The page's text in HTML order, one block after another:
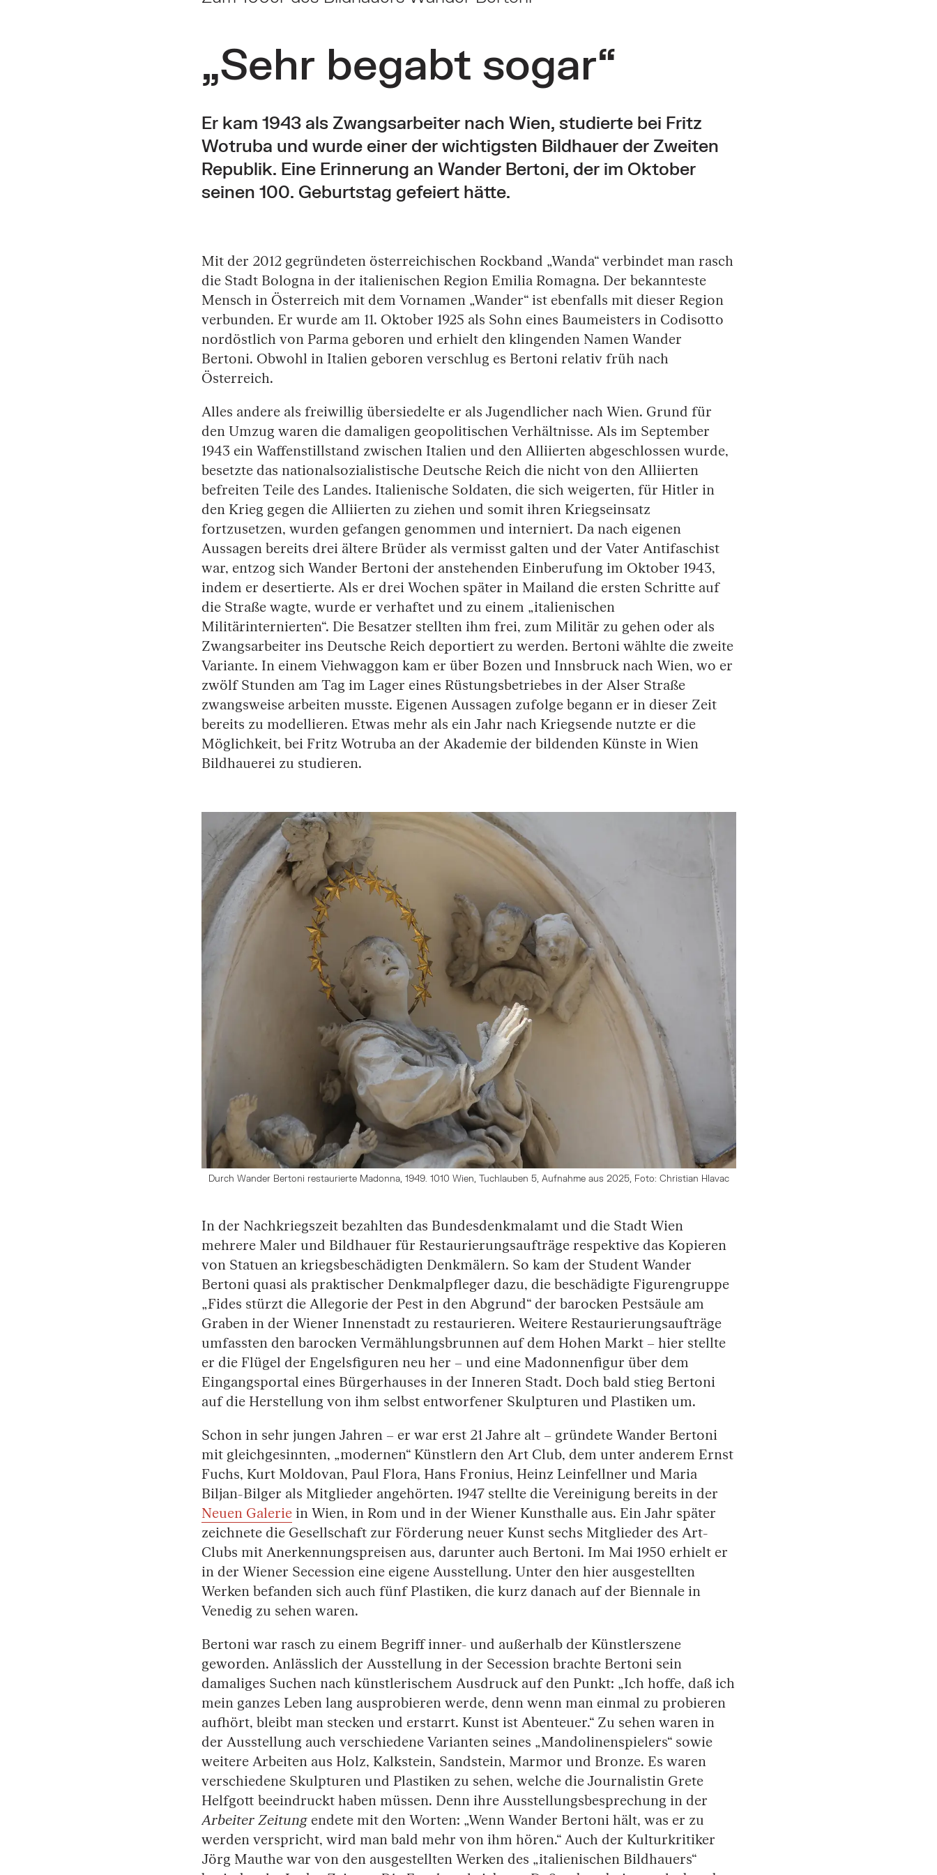
„Sehr begabt sogar“
Er kam 1943 als Zwangsarbeiter nach Wien, studierte bei Fritz
Wotruba und wurde einer der wichtigsten Bildhauer der Zweiten
Republik. Eine Erinnerung an Wander Bertoni, der im Oktober
seinen 100. Geburtstag gefeiert hätte.
Mit der 2012 gegründeten österreichischen Rockband „Wanda“ verbindet man rasch
die Stadt Bologna in der italienischen Region Emilia Romagna. Der bekannteste
Mensch in Österreich mit dem Vornamen „Wander“ ist ebenfalls mit dieser Region
verbunden. Er wurde am 11. Oktober 1925 als Sohn eines Baumeisters in Codisotto
nordöstlich von Parma geboren und erhielt den klingenden Namen Wander
Bertoni. Obwohl in Italien geboren verschlug es Bertoni relativ früh nach
Österreich.
Alles andere als freiwillig übersiedelte er als Jugendlicher nach Wien. Grund für
den Umzug waren die damaligen geopolitischen Verhältnisse. Als im September
1943 ein Waffenstillstand zwischen Italien und den Alliierten abgeschlossen wurde,
besetzte das nationalsozialistische Deutsche Reich die nicht von den Alliierten
befreiten Teile des Landes. Italienische Soldaten, die sich weigerten, für Hitler in
den Krieg gegen die Alliierten zu ziehen und somit ihren Kriegseinsatz
fortzusetzen, wurden gefangen genommen und interniert. Da nach eigenen
Aussagen bereits drei ältere Brüder als vermisst galten und der Vater Antifaschist
war, entzog sich Wander Bertoni der anstehenden Einberufung im Oktober 1943,
indem er desertierte. Als er drei Wochen später in Mailand die ersten Schritte auf
die Straße wagte, wurde er verhaftet und zu einem „italienischen
Militärinternierten“. Die Besatzer stellten ihm frei, zum Militär zu gehen oder als
Zwangsarbeiter ins Deutsche Reich deportiert zu werden. Bertoni wählte die zweite
Variante. In einem Viehwaggon kam er über Bozen und Innsbruck nach Wien, wo er
zwölf Stunden am Tag im Lager eines Rüstungsbetriebes in der Alser Straße
zwangsweise arbeiten musste. Eigenen Aussagen zufolge begann er in dieser Zeit
bereits zu modellieren. Etwas mehr als ein Jahr nach Kriegsende nutzte er die
Möglichkeit, bei Fritz Wotruba an der Akademie der bildenden Künste in Wien
Bildhauerei zu studieren.
Durch Wander Bertoni restaurierte Madonna, 1949. 1010 Wien, Tuchlauben 5, Aufnahme aus 2025, Foto: Christian Hlavac
In der Nachkriegszeit bezahlten das Bundesdenkmalamt und die Stadt Wien
mehrere Maler und Bildhauer für Restaurierungsaufträge respektive das Kopieren
von Statuen an kriegsbeschädigten Denkmälern. So kam der Student Wander
Bertoni quasi als praktischer Denkmalpfleger dazu, die beschädigte Figurengruppe
„Fides stürzt die Allegorie der Pest in den Abgrund“ der barocken Pestsäule am
Graben in der Wiener Innenstadt zu restaurieren. Weitere Restaurierungsaufträge
umfassten den barocken Vermählungsbrunnen auf dem Hohen Markt – hier stellte
er die Flügel der Engelsfiguren neu her – und eine Madonnenfigur über dem
Eingangsportal eines Bürgerhauses in der Inneren Stadt. Doch bald stieg Bertoni
auf die Herstellung von ihm selbst entworfener Skulpturen und Plastiken um.
Schon in sehr jungen Jahren – er war erst 21 Jahre alt – gründete Wander Bertoni
mit gleichgesinnten, „modernen“ Künstlern den Art Club, dem unter anderem Ernst
Fuchs, Kurt Moldovan, Paul Flora, Hans Fronius, Heinz Leinfellner und Maria
Biljan-Bilger als Mitglieder angehörten. 1947 stellte die Vereinigung bereits in der
Neuen Galeriein Wien, in Rom und in der Wiener Kunsthalle aus. Ein Jahr später
zeichnete die Gesellschaft zur Förderung neuer Kunst sechs Mitglieder des Art-
Clubs mit Anerkennungspreisen aus, darunter auch Bertoni. Im Mai 1950 erhielt er
in der Wiener Secession eine eigene Ausstellung. Unter den hier ausgestellten
Werken befanden sich auch fünf Plastiken, die kurz danach auf der Biennale in
Venedig zu sehen waren.
Bertoni war rasch zu einem Begriff inner- und außerhalb der Künstlerszene
geworden. Anlässlich der Ausstellung in der Secession brachte Bertoni sein
damaliges Suchen nach künstlerischem Ausdruck auf den Punkt: „Ich hoffe, daß ich
mein ganzes Leben lang ausprobieren werde, denn wenn man einmal zu probieren
aufhört, bleibt man stecken und erstarrt. Kunst ist Abenteuer.“ Zu sehen waren in
der Ausstellung auch verschiedene Varianten seines „Mandolinenspielers“ sowie
weitere Arbeiten aus Holz, Kalkstein, Sandstein, Marmor und Bronze. Es waren
verschiedene Skulpturen und Plastiken zu sehen, welche die Journalistin Grete
Helfgott beeindruckt haben müssen. Denn ihre Ausstellungsbesprechung in der
Arbeiter Zeitungendete mit den Worten: „Wenn Wander Bertoni hält, was er zu
werden verspricht, wird man bald mehr von ihm hören.“ Auch der Kulturkritiker
Jörg Mauthe war von den ausgestellten Werken des „italienischen Bildhauers“